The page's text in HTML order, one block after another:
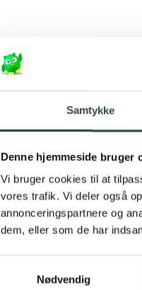
Samtykke
Denne hjemmeside bruger
Vi bruger cookies til at
vores trafik. Vi deler også
annonceringspartnere og
dem, eller som de har
Nødvendig